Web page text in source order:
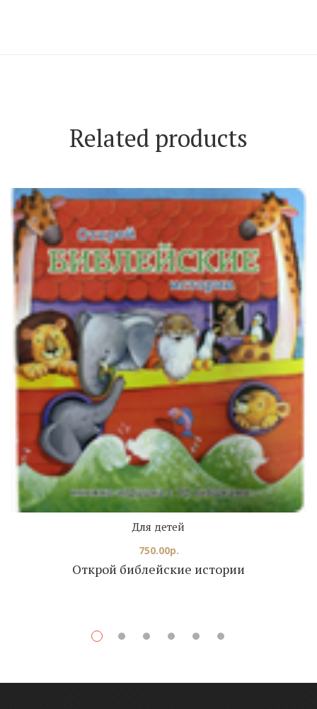
Related products
Открой библейские истории
Для детей
750.00р.